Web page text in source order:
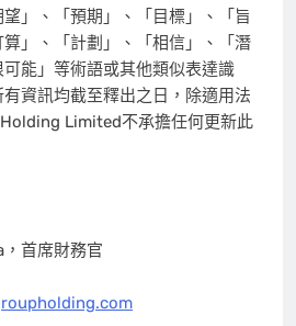
」、「預期」、「目標」、「旨
」、「計劃」、「相信」、「潛
能」等術語或其他類似表達識
資訊均截至釋出之日，除適用法
Limited不承擔任何更新此
首席財務官